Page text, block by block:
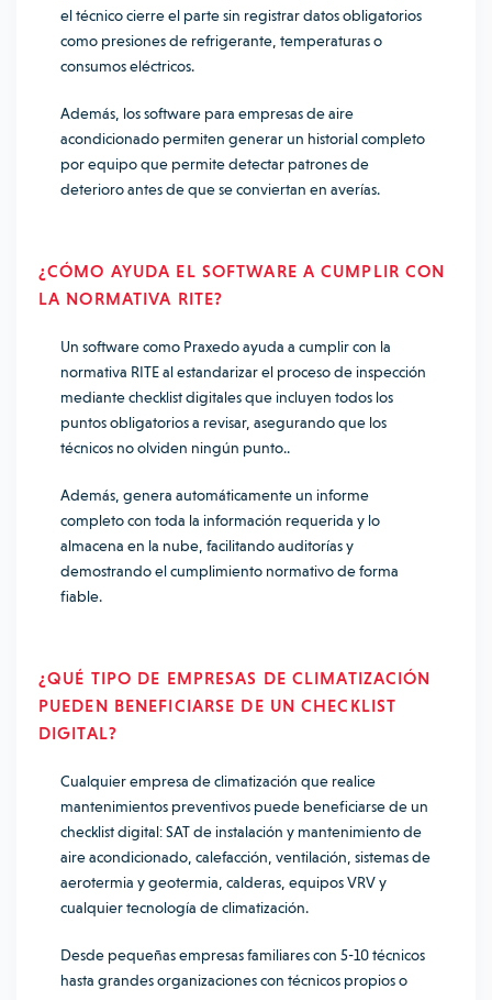
el técnico cierre el parte sin registrar datos obligatorios
como presiones de refrigerante, temperaturas o
consumos eléctricos.
Además, los software para empresas de aire
acondicionado permiten generar un historial completo
por equipo que permite detectar patrones de
deterioro antes de que se conviertan en averías.
¿CÓMO AYUDA EL SOFTWARE A CUMPLIR CON
LA NORMATIVA RITE?
Un software como Praxedo ayuda a cumplir con la
normativa RITE al estandarizar el proceso de inspección
mediante checklist digitales que incluyen todos los
puntos obligatorios a revisar, asegurando que los
técnicos no olviden ningún punto..
Además, genera automáticamente un informe
completo con toda la información requerida y lo
almacena en la nube, facilitando auditorías y
demostrando el cumplimiento normativo de forma
fiable.
¿QUÉ TIPO DE EMPRESAS DE CLIMATIZACIÓN
PUEDEN BENEFICIARSE DE UN CHECKLIST
DIGITAL?
Cualquier empresa de climatización que realice
mantenimientos preventivos puede beneficiarse de un
checklist digital: SAT de instalación y mantenimiento de
aire acondicionado, calefacción, ventilación, sistemas de
aerotermia y geotermia, calderas, equipos VRV y
cualquier tecnología de climatización.
Desde pequeñas empresas familiares con 5-10 técnicos
hasta grandes organizaciones con técnicos propios o